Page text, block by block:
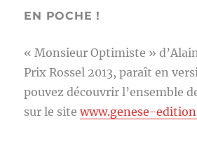
EN POCHE !
« Monsieur Optimiste »
Prix Rossel 2013, paraît en
pouvez découvrir l’ensemble
sur le sitewww.genese-